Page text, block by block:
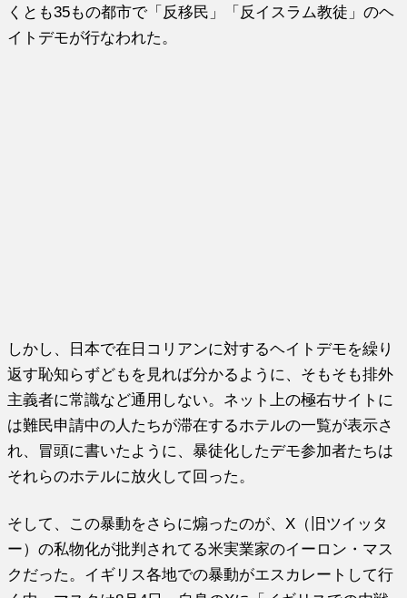
くとも35もの都市で「反移民」「反イスラム教徒」のヘ
イトデモが行なわれた。
しかし、日本で在日コリアンに対するヘイトデモを繰り
返す恥知らずどもを見れば分かるように、そもそも排外
主義者に常識など通用しない。ネット上の極右サイトに
は難民申請中の人たちが滞在するホテルの一覧が表示さ
れ、冒頭に書いたように、暴徒化したデモ参加者たちは
それらのホテルに放火して回った。
そして、この暴動をさらに煽ったのが、X（旧ツイッタ
ー）の私物化が批判されてる米実業家のイーロン・マス
クだった。イギリス各地での暴動がエスカレートして行